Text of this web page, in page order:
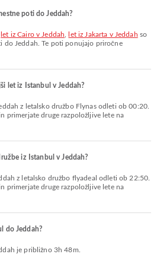
poti do Jeddah?
let iz Cairo v Jeddah let iz Jakarta v Jeddah so
do Jeddah. Te poti ponujajo priročne
let iz Istanbul v Jeddah?
primerjate druge razpoložljive lete na
iz Istanbul v Jeddah?
primerjate druge razpoložljive lete na
do Jeddah?
je približno 3h 48m.